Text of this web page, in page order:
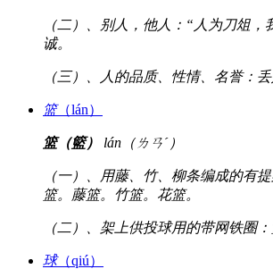
（二）、别人，他人：“人为刀俎，
诚。
（三）、人的品质、性情、名誉：丢
篮（lán）
篮（籃） lán（ㄌㄢˊ）
（一）、用藤、竹、柳条编成的有
篮。藤篮。竹篮。花篮。
（二）、架上供投球用的带网铁圈：
球（qiú）